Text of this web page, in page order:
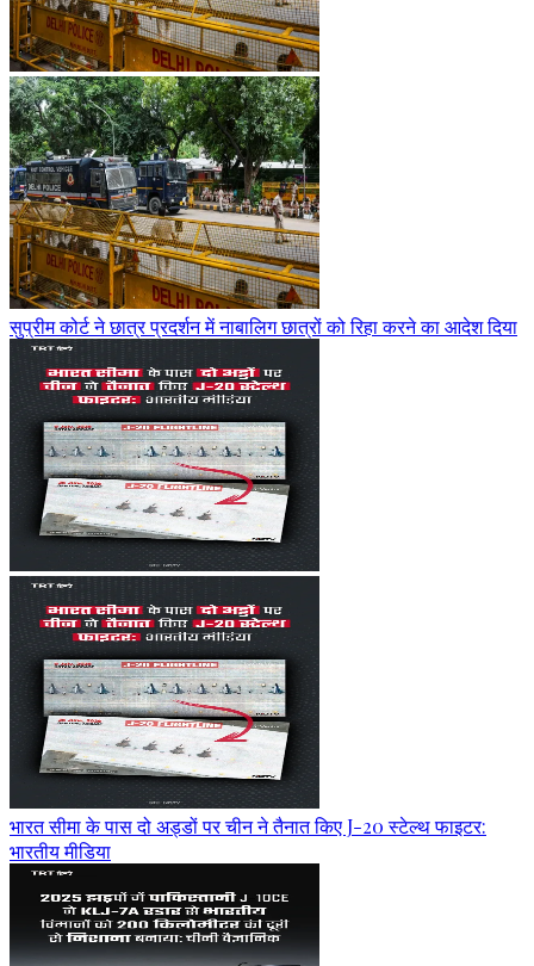
सुप्रीम कोर्ट ने छात्र प्रदर्शन में नाबालिग छात्रों को रिहा करने का आदेश दिया
भारत सीमा के पास दो अड्डों पर चीन ने तैनात किए J-20 स्टेल्थ फाइटर:
भारतीय मीडिया